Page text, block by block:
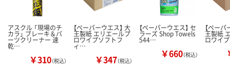
アスクル 「現場のチ
カラ」 ブレーキ＆パ
ーツクリーナー 速
乾…
￥310（税込）
【ペーパーウエス】 大
王製紙 エリエールプ
ロワイプソフトフ
ィ…
￥347（税込）
【ペーパーウエス】 セ
ラーズ Shop Towels
544…
￥660（税込）
【ペーパ
王製紙
ロワイ